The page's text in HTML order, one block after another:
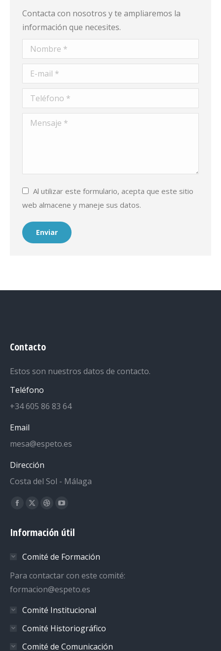
Contacta con nosotros y te ampliaremos la
información que necesites.
Nombre *
E-mail *
Teléfono *
Mensaje *
Al utilizar este formulario, acepta que este sitio
web almacene y maneje sus datos.
Enviar
Contacto
Estos son nuestros datos de contacto.
Teléfono
+34 605 86 83 64
Email
mesa@espeto.es
Dirección
Costa del Sol - Málaga
Encuéntranos en:
Facebook
opens
new
window
X
opens
new
window
Dribbble
opens
new
window
YouTube
opens
new
window
Información útil
Comité de Formación
Para contactar con este comité:
formacion@espeto.es
Comité Institucional
Comité Historiográfico
Comité de Comunicación